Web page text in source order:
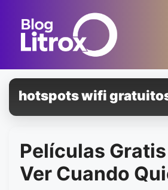
contenido
hotspots wifi
Películas
Ver Cuando